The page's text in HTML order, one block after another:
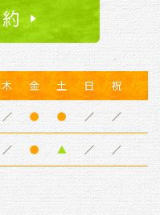
木 金 土 日
祝
／ ● ● ／ ／
／ ● ▲ ／ ／